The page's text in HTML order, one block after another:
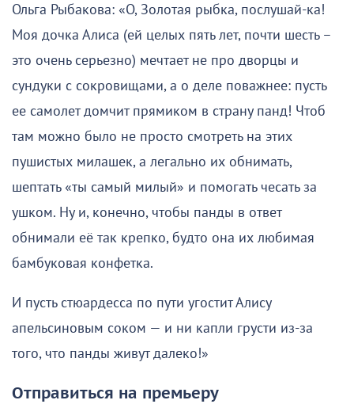
Ольга Рыбакова: «О, Золотая рыбка, послушай-ка!
Моя дочка Алиса (ей целых пять лет, почти шесть –
это очень серьезно) мечтает не про дворцы и
сундуки с сокровищами, а о деле поважнее: пусть
ее самолет домчит прямиком в страну панд! Чтоб
там можно было не просто смотреть на этих
пушистых милашек, а легально их обнимать,
шептать «ты самый милый» и помогать чесать за
ушком. Ну и, конечно, чтобы панды в ответ
обнимали её так крепко, будто она их любимая
бамбуковая конфетка.
И пусть стюардесса по пути угостит Алису
апельсиновым соком — и ни капли грусти из-за
того, что панды живут далеко!»
Отправиться на премьеру